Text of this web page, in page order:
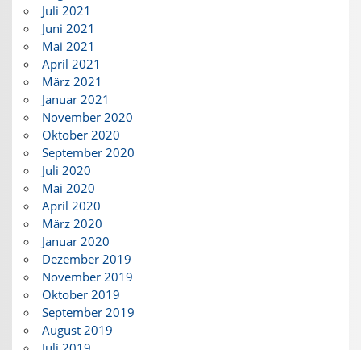
Juli 2021
Juni 2021
Mai 2021
April 2021
März 2021
Januar 2021
November 2020
Oktober 2020
September 2020
Juli 2020
Mai 2020
April 2020
März 2020
Januar 2020
Dezember 2019
November 2019
Oktober 2019
September 2019
August 2019